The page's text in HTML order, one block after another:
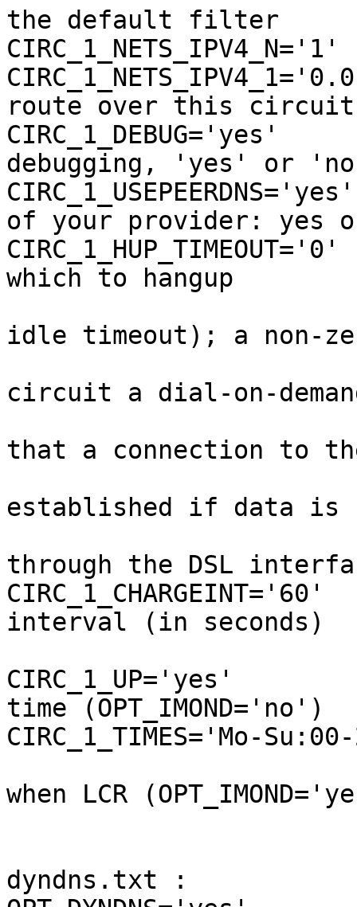
the default filter
CIRC_1_NETS_IPV4_N='1'
CIRC_1_NETS_IPV4_1='0.0.0.0/0' 	#
route over this circuit
CIRC_1_DEBUG='yes'             	#
debugging, 'yes' or
CIRC_1_USEPEERDNS='yes'        	#
of your provider: yes
CIRC_1_HUP_TIMEOUT='0'       	#
which to hangup
idle timeout); a non-
circuit a dial-on-
that a connection to
established if data is
through the DSL
CIRC_1_CHARGEINT='60'          	#
interval (in seconds)
CIRC_1_UP='yes'                	#
time (OPT_IMOND='no')
CIRC_1_TIMES='Mo-
when LCR
dyndns.txt :